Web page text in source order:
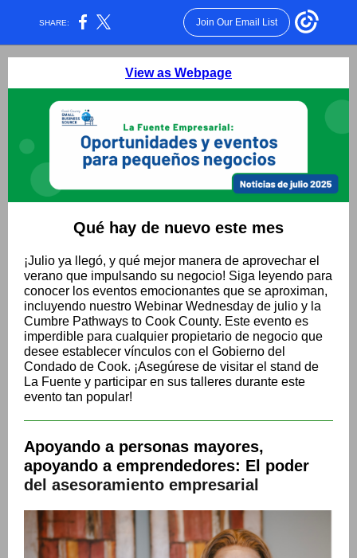
SHARE: Join Our Email List
View as Webpage
Qué hay de nuevo este mes
¡Julio ya llegó, y qué mejor manera de aprovechar el
verano que impulsando su negocio! Siga leyendo para
conocer los eventos emocionantes que se aproximan,
incluyendo nuestro Webinar Wednesday de julio y la
Cumbre Pathways to Cook County. Este evento es
imperdible para cualquier propietario de negocio que
desee establecer vínculos con el Gobierno del
Condado de Cook. ¡Asegúrese de visitar el stand de
La Fuente y participar en sus talleres durante este
evento tan popular!
Apoyando a personas mayores,
apoyando a emprendedores: El poder
del asesoramiento empresarial